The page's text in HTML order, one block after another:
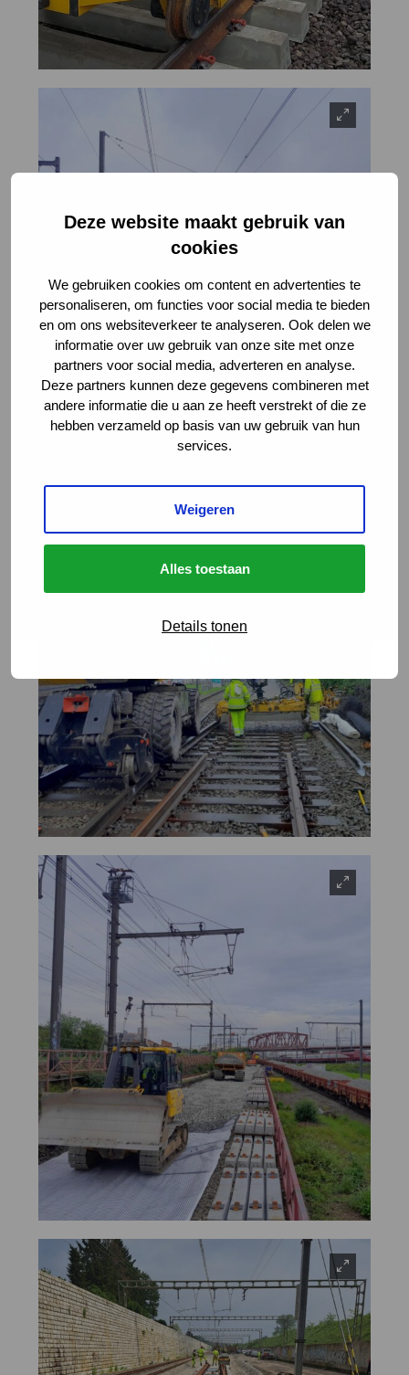
Deze website maakt gebruik van
cookies
We gebruiken cookies om content en advertenties te
personaliseren, om functies voor social media te bieden
en om ons websiteverkeer te analyseren. Ook delen we
informatie over uw gebruik van onze site met onze
partners voor social media, adverteren en analyse.
Deze partners kunnen deze gegevens combineren met
andere informatie die u aan ze heeft verstrekt of die ze
hebben verzameld op basis van uw gebruik van hun
services.
Weigeren
Alles toestaan
Details tonen